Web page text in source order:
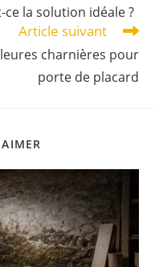
la solution idéale ?
Article suivant
charnières pour
porte de placard